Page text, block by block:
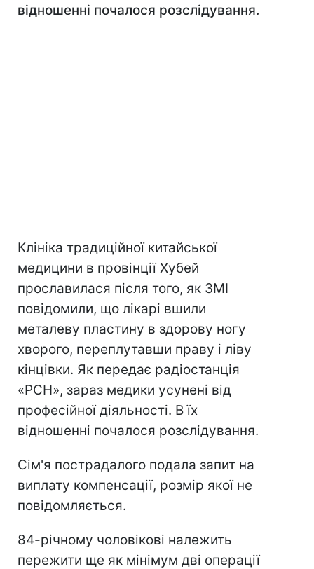
відношенні почалося розслідування.
Клініка традиційної китайської
медицини в провінції Хубей
прославилася після того, як ЗМІ
повідомили, що лікарі вшили
металеву пластину в здорову ногу
хворого, переплутавши праву і ліву
кінцівки. Як передає радіостанція
«РСН», зараз медики усунені від
професійної діяльності. В їх
відношенні почалося розслідування.
Сім'я пострадалого подала запит на
виплату компенсації, розмір якої не
повідомляється.
84-річному чоловікові належить
пережити ще як мінімум дві операції